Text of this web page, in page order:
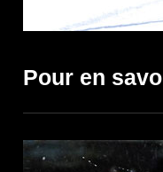
Pour en